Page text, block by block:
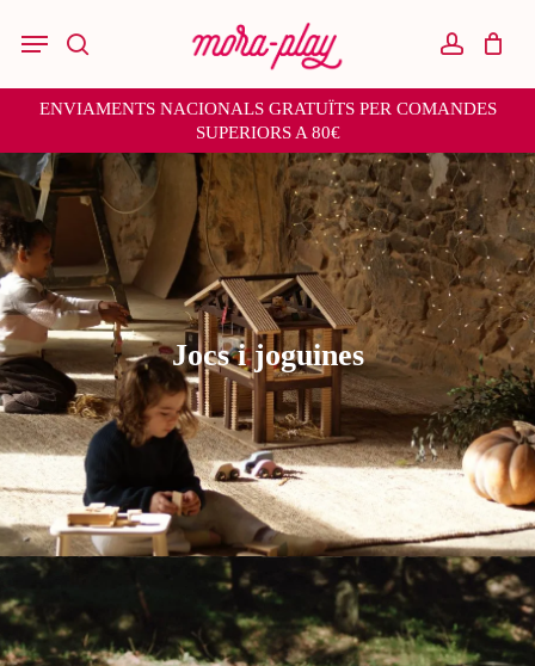
main
search account
Menu
ENVIAMENTS NACIONALS GRATUÏTS PER COMANDES
SUPERIORS A 80€
Jocs i joguines